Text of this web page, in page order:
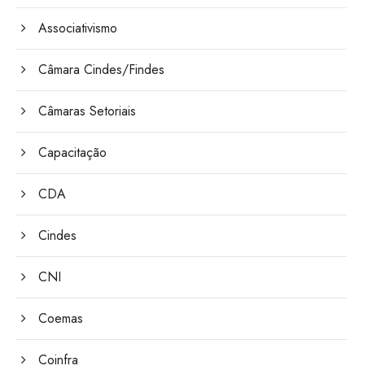
Associativismo
Câmara Cindes/Findes
Câmaras Setoriais
Capacitação
CDA
Cindes
CNI
Coemas
Coinfra